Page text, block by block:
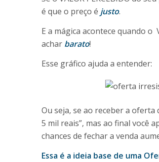
é que o preço é justo.
E a mágica acontece quando o
achar barato!
Esse gráfico ajuda a entender:
Ou seja, se ao receber a
5 mil reais”, mas ao final você
chances de fechar a venda
Essa é a ideia base de uma